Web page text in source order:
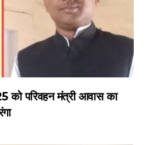
परिवहन मंत्री आवास का